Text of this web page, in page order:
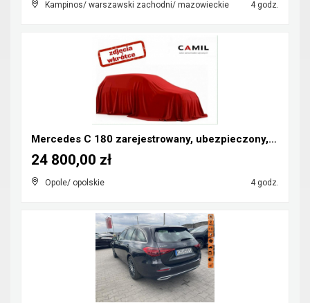
Kampinos/ warszawski zachodni/ mazowieckie 4 godz.
Mercedes C 180 zarejestrowany, ubezpieczony, kompr...
Opole/ opolskie 4 godz.
24 800,00 zł